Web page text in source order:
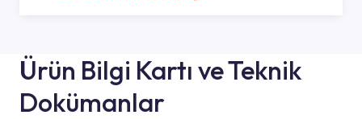
Ürün Bilgi Kartı ve Teknik
Dokümanlar